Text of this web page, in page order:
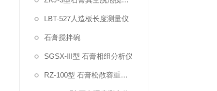
LBT-527人造板长度测量仪
石膏搅拌碗
SGSX-III型 石膏相组分析仪
RZ-100型 石膏松散容重测定仪